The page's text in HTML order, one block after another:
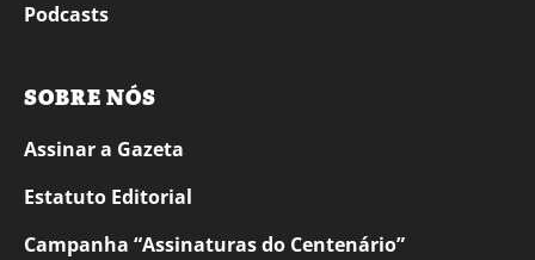
Podcasts
SOBRE NÓS
Assinar a Gazeta
Estatuto Editorial
Campanha “Assinaturas do Centenário”